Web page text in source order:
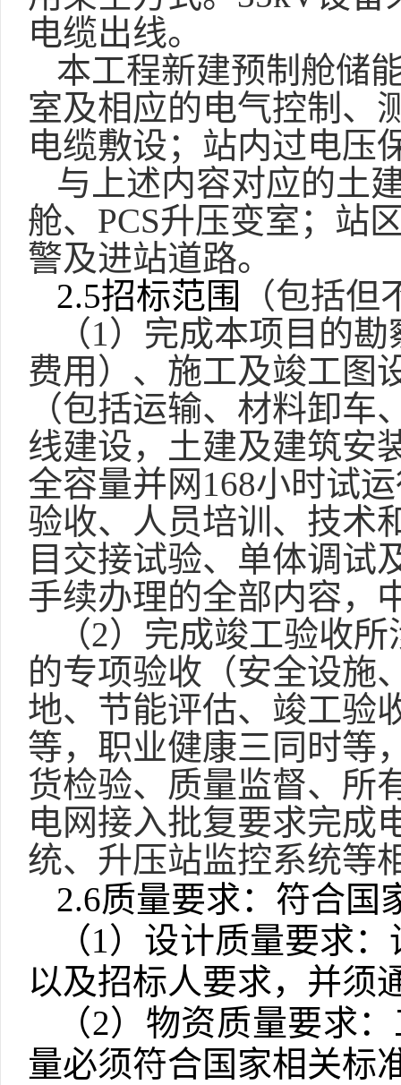
电缆出线。
本工程新建预制舱储
室及相应的电气控制、
电缆敷设；站内过电压
与上述内容对应的土
舱、 PCS升压变室；站
警及进站道路。
2.5招标范围
（包括但
（1）完成本项目的
费用）、施工及竣工图
（包括运输、材料卸
线建设，土建及建筑安
全容量并网168小时试
验收、人员培训、技术
目交接试验、单体调试
手续办理的全部内容，
（2）完成竣工验收
的专项验收（安全设施
地、节能评估、竣工验
等，职业健康三同时等
货检验、质量监督、所
电网接入批复要求完成
统、升压站监控系统等
2.6质量要求：符合国
（1）设计质量要求
以及招标人要求，并须
（2）物资质量要求
量必须符合国家相关标